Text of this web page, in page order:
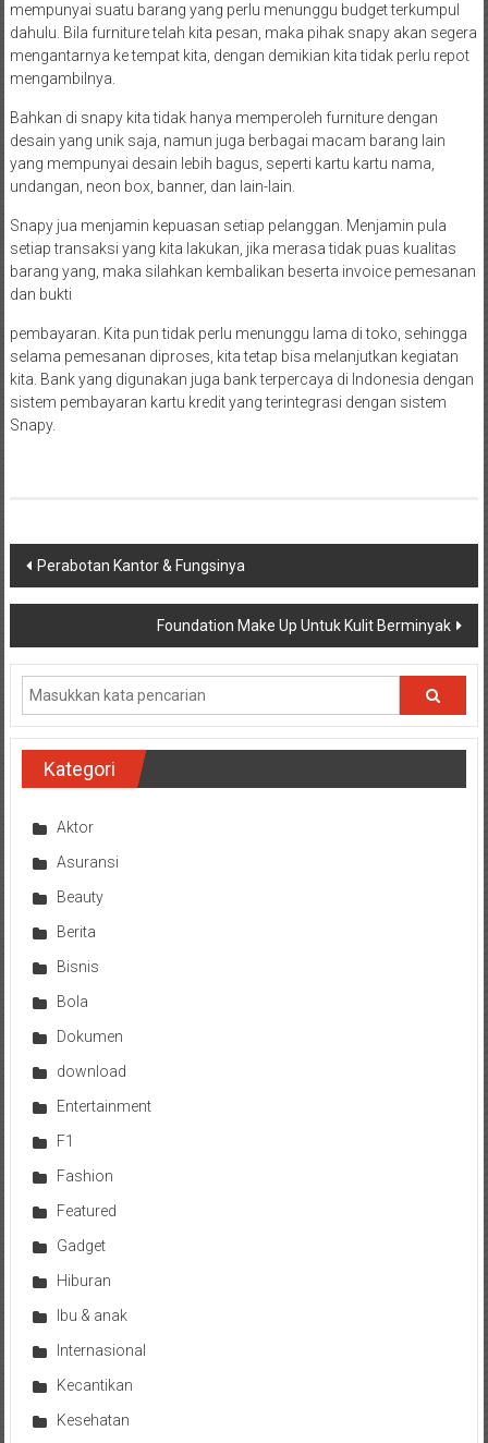
mempunyai suatu barang yang perlu menunggu budget terkumpul
dahulu. Bila furniture telah kita pesan, maka pihak snapy akan segera
mengantarnya ke tempat kita, dengan demikian kita tidak perlu repot
mengambilnya.
Bahkan di snapy kita tidak hanya memperoleh furniture dengan
desain yang unik saja, namun juga berbagai macam barang lain
yang mempunyai desain lebih bagus, seperti kartu kartu nama,
undangan, neon box, banner, dan lain-lain.
Snapy jua menjamin kepuasan setiap pelanggan. Menjamin pula
setiap transaksi yang kita lakukan, jika merasa tidak puas kualitas
barang yang, maka silahkan kembalikan beserta invoice pemesanan
dan bukti
pembayaran. Kita pun tidak perlu menunggu lama di toko, sehingga
selama pemesanan diproses, kita tetap bisa melanjutkan kegiatan
kita. Bank yang digunakan juga bank terpercaya di Indonesia dengan
sistem pembayaran kartu kredit yang terintegrasi dengan sistem
Snapy.
Navigasi
pos
Perabotan Kantor & Fungsinya
Foundation Make Up Untuk Kulit Berminyak
Kategori
Aktor
Asuransi
Beauty
Berita
Bisnis
Bola
Dokumen
download
Entertainment
F1
Fashion
Featured
Gadget
Hiburan
Ibu & anak
Internasional
Kecantikan
Kesehatan